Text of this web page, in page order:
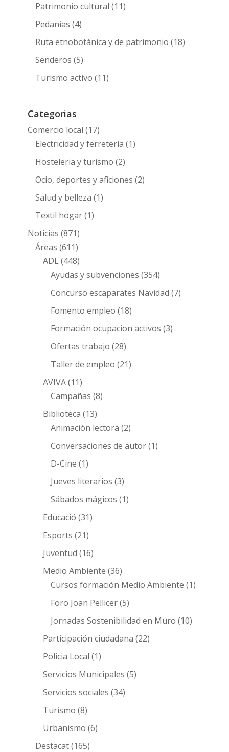
Patrimonio cultural (11)
Pedanias (4)
Ruta etnobotànica y de patrimonio (18)
Senderos (5)
Turismo activo (11)
Categorias
Comercio local (17)
Electricidad y ferretería (1)
Hosteleria y turismo (2)
Ocio, deportes y aficiones (2)
Salud y belleza (1)
Textil hogar(1)
Noticias (871)
Áreas (611)
ADL(448)
Ayudas y subvenciones (354)
Concurso escaparates Navidad (7)
Fomento empleo (18)
Formación ocupacion activos (3)
Ofertas trabajo (28)
Taller de empleo (21)
AVIVA(11)
Campañas (8)
Biblioteca (13)
Animación lectora (2)
Conversaciones de autor(1)
D-Cine (1)
Jueves literarios (3)
Sábados mágicos (1)
Educació (31)
Esports (21)
Juventud (16)
Medio Ambiente (36)
Cursos formación Medio Ambiente (1)
Foro Joan Pellicer(5)
Jornadas Sostenibilidad en Muro (10)
Participación ciudadana (22)
Policia Local (1)
Servicios Municipales (5)
Servicios sociales (34)
Turismo (8)
Urbanismo (6)
Destacat(165)